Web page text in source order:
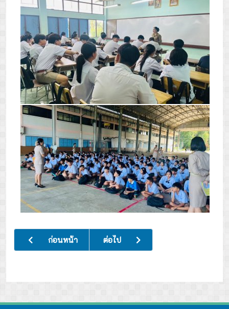
เนื้อหาก่อนหน้า: พิธีเจริญพุทธมนต์เฉลิมพระเกียรติถวายพระพ
ก่อนหน้า เนื้อหาถัดไป: กิจกรรมแสดงกตเวทิตา
ต่อไป